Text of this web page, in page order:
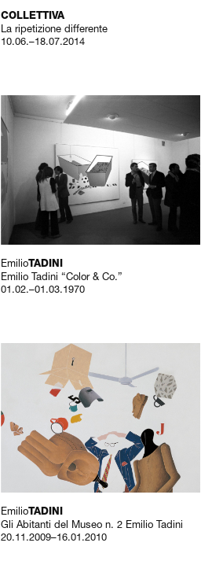
COLLETTIVA
La ripetizione differente
10.06.–18.07.2014
EmilioTADINI
Emilio Tadini “Color & Co.”
01.02.–01.03.1970
EmilioTADINI
Gli Abitanti del Museo n. 2 Emilio Tadini
20.11.2009–16.01.2010